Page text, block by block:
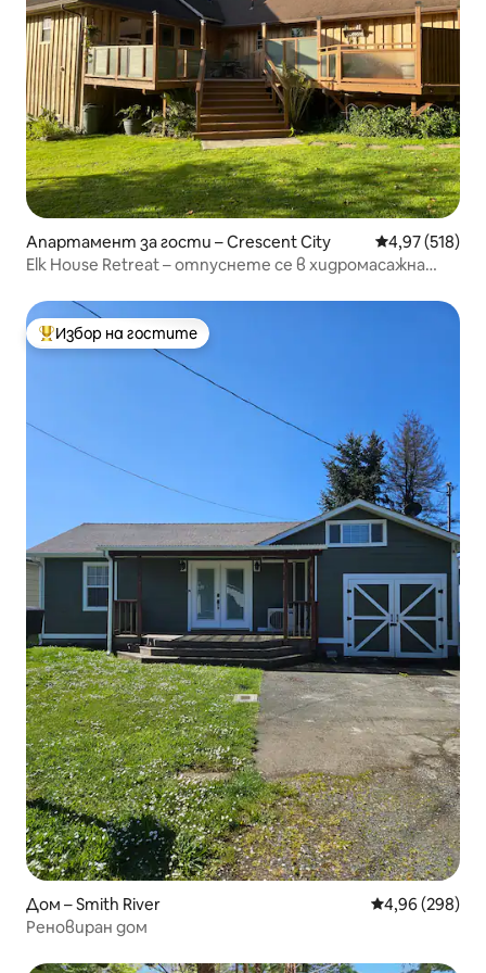
Апартамент за гости – Crescent City Средна
4,97 (518)
Elk House Retreat – отпуснете се в хидромасажна
Най-популярен избор на гостите
Избор на гостите
Дом – Smith River Средна
4,96 (298)
Реновиран дом